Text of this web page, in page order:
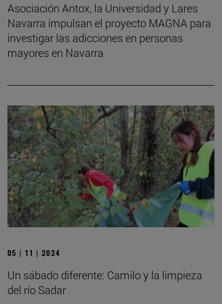
Asociación Antox, la Universidad y Lares
Navarra impulsan el proyecto MAGNA para
investigar las adicciones en personas
mayores en Navarra
05 | 11 | 2024
Un sábado diferente: Camilo y la limpieza
del río Sadar